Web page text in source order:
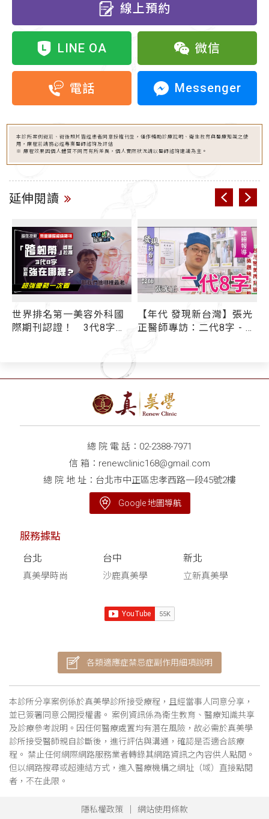
線上預約
LINE OA 微信
電話 Messenger
本診所案例術前、術後照片皆經患者同意授權刊登，僅作輔助診療說明、衛生教育與醫療知識之使
用，療程前請務必經專業醫師諮詢及評估
※ 療程效果因個人體質不同而有所差異，個人實際狀況請以醫師諮詢建議為主。
延伸閱讀
世界排名第一美容外科國
際期刊認證！ 3代8字線
【年代 發現新台灣】張光
正醫師專訪：二代8字 - 媒
總 院 電 話： 02-2388-7971
信 箱： renewclinic168@gmail.com
總 院 地 址：台北市中正區忠孝西路一段45號2樓
Google 地圖導航
服務據點
台北
真美學時尚
台中
沙鹿真美學
新北
立新真美學
各類適應症禁忌症副作用細項說明
本診所分享案例係於真美學診所接受療程，且經當事人同意分享，
並已簽署同意公開授權書。 案例資訊係為衛生教育、醫療知識共享
及診療參考說明。因任何醫療處置均有潛在風險，故必需於真美學
診所接受醫師親自診斷後，進行評估與溝通，確認是否適合該療
程。 禁止任何網際網路服務業者轉錄其網路資訊之內容供人點閱。
但以網路搜尋或超連結方式，進入醫療機構之網址（域）直接點閱
者，不在此限。
隱私權政策 網站使用條款